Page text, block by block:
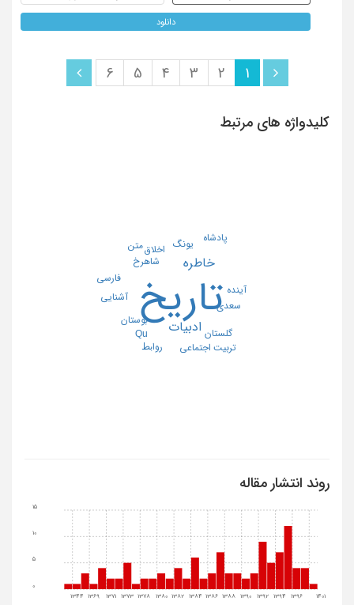
دانلود
1
2
3
4
5
6
کلیدواژه های مرتبط
تاریخ
ادبیات
خاطره شاهرخ
یونگ
اخلاق
بوستان
تربیت اجتماعی
سعدی
گلستان Qu
آشنایی
آینده
پادشاه
رواﺑﻂ
فارسی
متن
روند انتشار مقاله
1344 1369 1371 1373 1378 1380 1382 1384 1386 1388 1390 1392 1394 1396 1401
0
5
10
15